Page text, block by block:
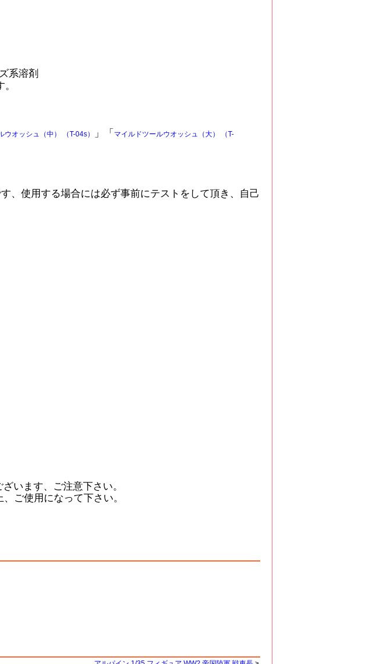
系溶剤
ウオッシュ（中） （T-04s） 」「 マイルドツールウオッシュ（大） （T-
、使用する場合には必ず事前にテストをして頂き、自己
います、ご注意下さい。
ご使用になって下さい。